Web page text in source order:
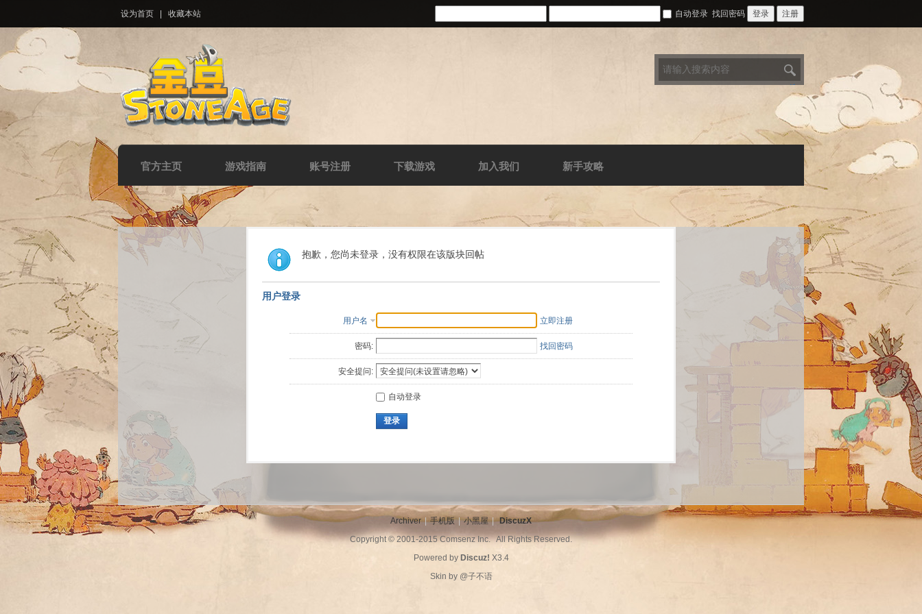
设为首页 收藏本站 自动登录 找回密码 登录 注册
官方主页 游戏指南 账号注册 下载游戏 加入我们 新手攻略
抱歉，您尚未登录，没有权限在该版块回帖
用户登录
用户名 立即注册
密码: 找回密码
安全提问:
自动登录
登录
Archiver | 手机版 | 小黑屋 | DiscuzX
Copyright © 2001-2015Comsenz Inc.All Rights Reserved.
Powered by Discuz! X3.4
Skin by @子不语